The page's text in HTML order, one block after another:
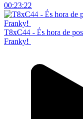
00:23:22
T8xC44 - És hora de
Franky!